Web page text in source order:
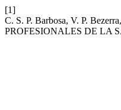
[1]
C. S. P. Barbosa, V. P.
PROFESIONALES DE LA